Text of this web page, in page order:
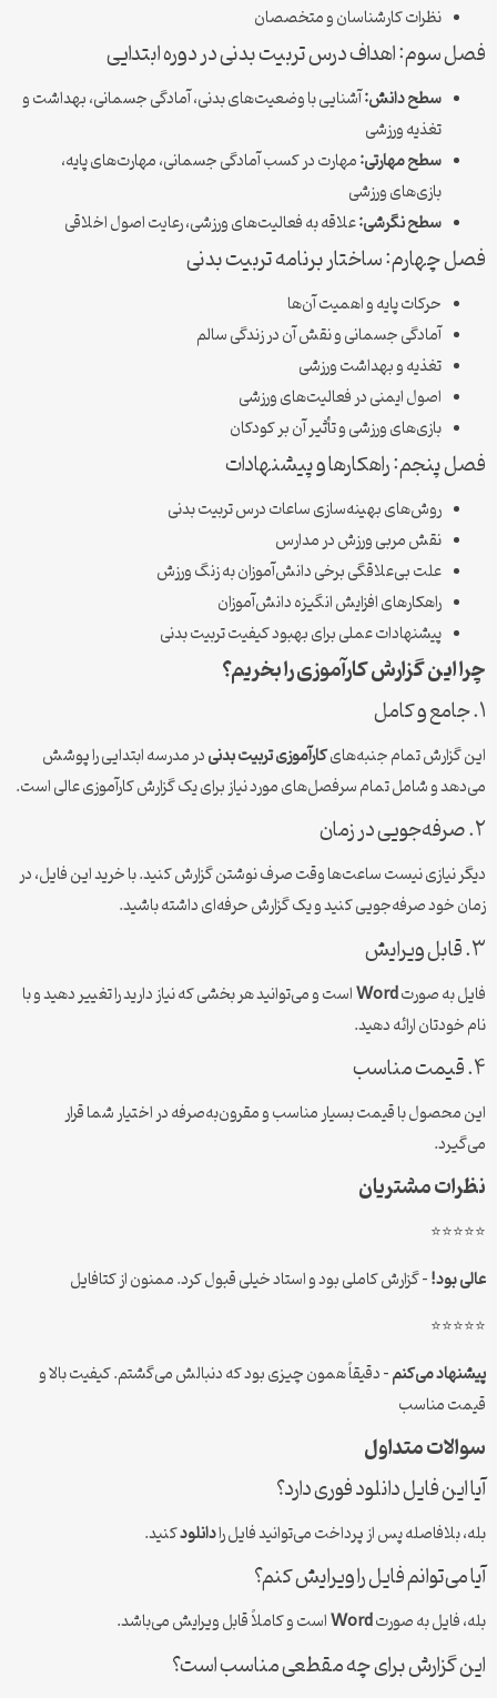
نظرات کارشناسان و متخصصان
فصل سوم: اهداف درس تربیت بدنی در دوره ابتدایی
سطح دانش:آشنایی با وضعیت‌های بدنی، آمادگی جسمانی، بهداشت و
تغذیه ورزشی
سطح مهارتی:مهارت در کسب آمادگی جسمانی، مهارت‌های پایه،
بازی‌های ورزشی
سطح نگرشی:علاقه به فعالیت‌های ورزشی، رعایت اصول اخلاقی
فصل چهارم: ساختار برنامه تربیت بدنی
حركات پایه و اهمیت آن‌ها
آمادگی جسمانی و نقش آن در زندگی سالم
تغذیه و بهداشت ورزشی
اصول ایمنی در فعالیت‌های ورزشی
بازی‌های ورزشی و تأثیر آن بر کودکان
فصل پنجم: راهکارها و پیشنهادات
روش‌های بهینه‌سازی ساعات درس تربیت بدنی
نقش مربی ورزش در مدارس
علت بی‌علاقگی برخی دانش‌آموزان به زنگ ورزش
راهکارهای افزایش انگیزه دانش‌آموزان
پیشنهادات عملی برای بهبود کیفیت تربیت بدنی
چرا این گزارش کارآموزی را بخریم؟
۱. جامع و کامل
این گزارش تمام جنبه‌هایکارآموزی تربیت بدنیدر مدرسه ابتدایی را پوشش
می‌دهد و شامل تمام سرفصل‌های مورد نیاز برای یک گزارش کارآموزی عالی است.
۲. صرفه‌جویی در زمان
دیگر نیازی نیست ساعت‌ها وقت صرف نوشتن گزارش کنید. با خرید این فایل، در
زمان خود صرفه‌جویی کنید و یک گزارش حرفه‌ای داشته باشید.
۳. قابل ویرایش
فایل به صورتWordاست و می‌توانید هر بخشی که نیاز دارید را تغییر دهید و با
نام خودتان ارائه دهید.
۴. قیمت مناسب
این محصول با قیمت بسیار مناسب و مقرون‌به‌صرفه در اختیار شما قرار
می‌گیرد.
نظرات مشتریان
⭐⭐⭐⭐⭐
عالی بود!– گزارش کاملی بود و استاد خیلی قبول کرد. ممنون از کتافایل
⭐⭐⭐⭐⭐
پیشنهاد می‌کنم– دقیقاً همون چیزی بود که دنبالش می‌گشتم. کیفیت بالا و
قیمت مناسب
سوالات متداول
آیا این فایل دانلود فوری دارد؟
بله، بلافاصله پس از پرداخت می‌توانید فایل رادانلودکنید.
آیا می‌توانم فایل را ویرایش کنم؟
بله، فایل به صورتWordاست و کاملاً قابل ویرایش می‌باشد.
این گزارش برای چه مقطعی مناسب است؟